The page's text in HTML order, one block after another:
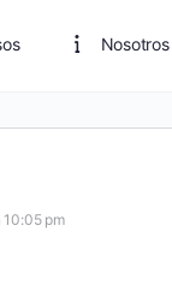
Nosotros
10:05 pm